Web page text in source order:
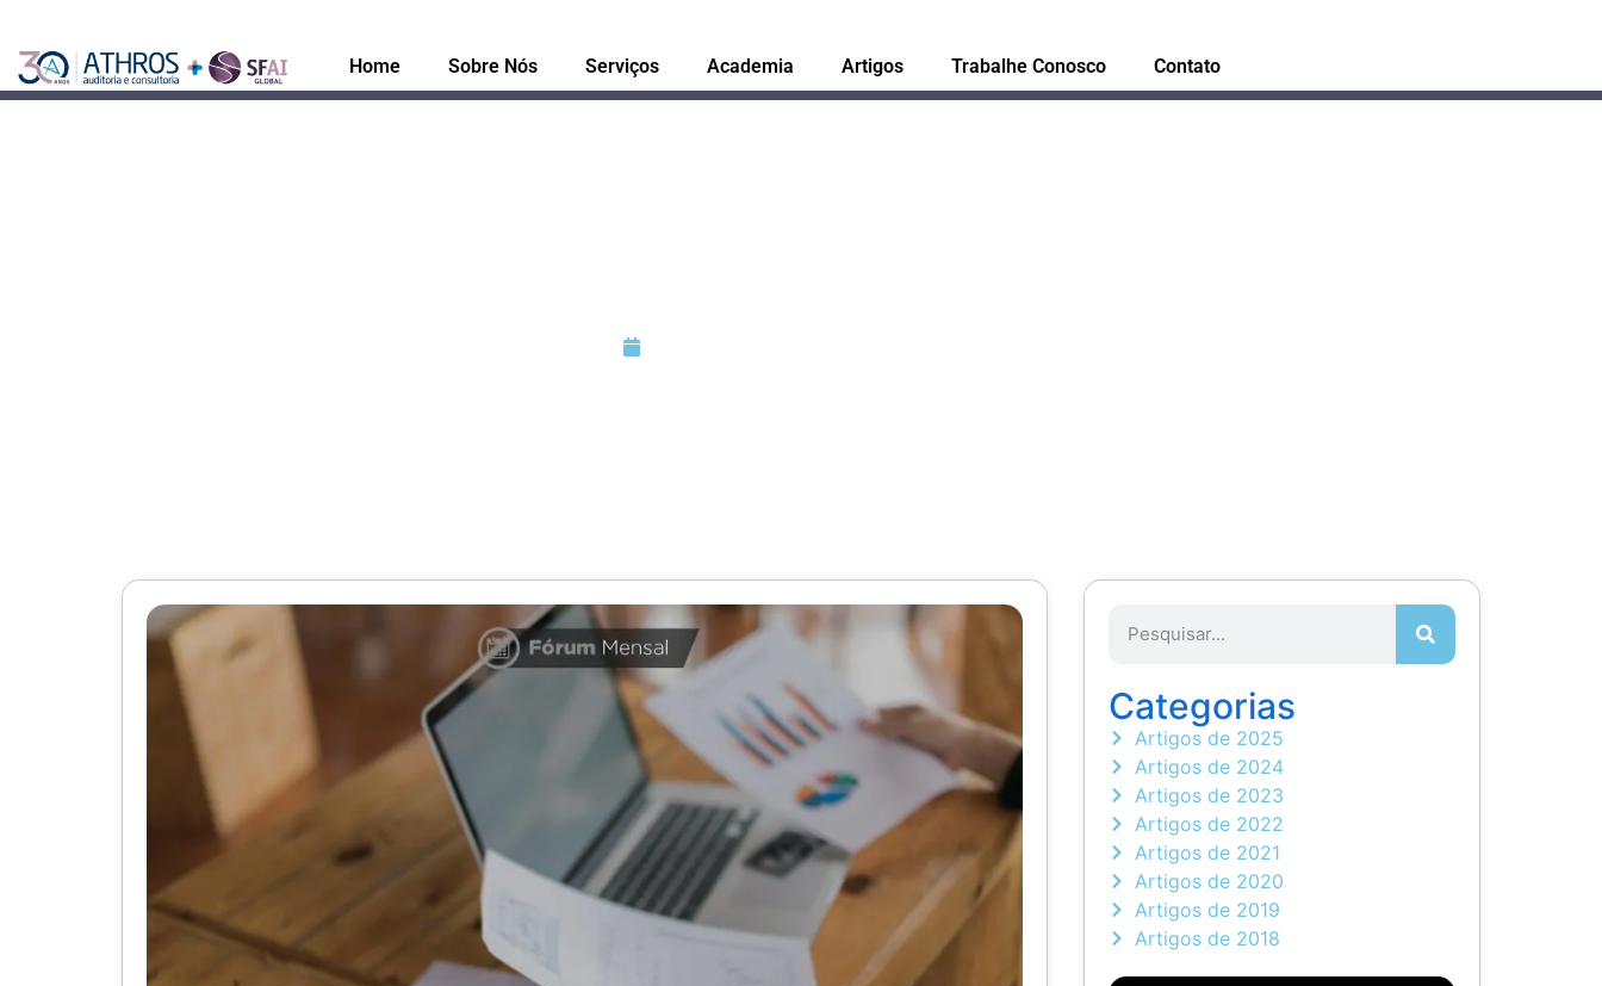
Home Sobre Nós Serviços Academia Artigos Trabalhe Conosco Contato
Categorias
Artigos de 2025
Artigos de 2024
Artigos de 2023
Artigos de 2022
Artigos de 2021
Artigos de 2020
Artigos de 2019
Artigos de 2018